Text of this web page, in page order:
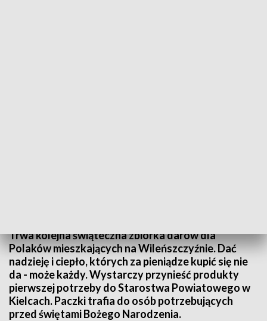
Trwa kolejna świąteczna zbiórka darów dla
Polaków mieszkających na Wileńszczyźnie. Dać
nadzieję i ciepło, których za pieniądze kupić się nie
da - może każdy. Wystarczy przynieść produkty
pierwszej potrzeby do Starostwa Powiatowego w
Kielcach. Paczki trafia do osób potrzebujących
przed świętami Bożego Narodzenia.